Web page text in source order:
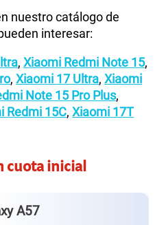
nuestro catálogo de
interesar:
, Xiaomi Redmi Note 15,
, Xiaomi 17 Ultra, Xiaomi
Note 15 Pro Plus,
Redmi 15C, Xiaomi 17T
cuota inicial
Note 15